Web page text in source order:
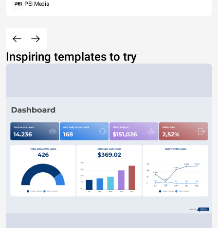
PEI Media
Inspiring templates to try